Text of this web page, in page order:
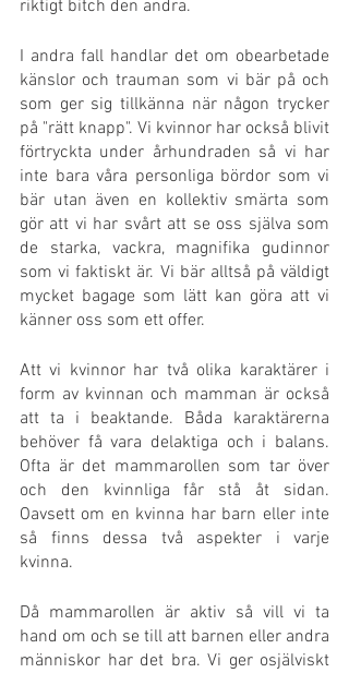
riktigt bitch den andra.
I andra fall handlar det om obearbetade
känslor och trauman som vi bär på och
som ger sig tillkänna när någon trycker
på "rätt knapp". Vi kvinnor har också blivit
förtryckta under århundraden så vi har
inte bara våra personliga bördor som vi
bär utan även en kollektiv smärta som
gör att vi har svårt att se oss själva som
de starka, vackra, magnifika gudinnor
som vi faktiskt är. Vi bär alltså på väldigt
mycket bagage som lätt kan göra att vi
känner oss som ett offer.
Att vi kvinnor har två olika karaktärer i
form av kvinnan och mamman är också
att ta i beaktande. Båda karaktärerna
behöver få vara delaktiga och i balans.
Ofta är det mammarollen som tar över
och den kvinnliga får stå åt sidan.
Oavsett om en kvinna har barn eller inte
så finns dessa två aspekter i varje
kvinna.
Då mammarollen är aktiv så vill vi ta
hand om och se till att barnen eller andra
människor har det bra. Vi ger osjälviskt